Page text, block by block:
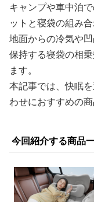
キャンプや車中泊
ットと寝袋の組み合
地面からの冷気や
保持する寝袋の相
ます。
本記事では、快眠
わせにおすすめの
今回紹介する商品